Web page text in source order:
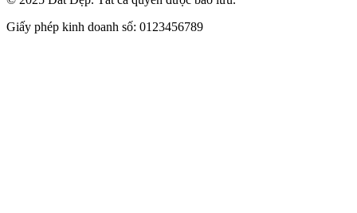
Giấy phép kinh doanh số: 0123456789